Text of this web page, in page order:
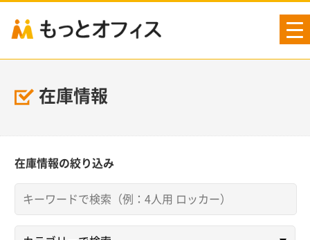
在庫情報
在庫情報の絞り込み